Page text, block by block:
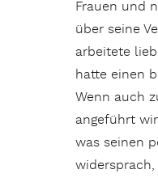
Frauen und
über seine
arbeitete
hatte einen
Wenn auch
angeführt
was seinen